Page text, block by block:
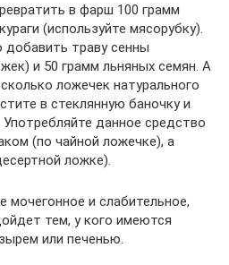
в фарш 100 грамм
(используйте мясорубку).
добавить траву сенны
и 50 грамм льняных семян. А
ложечек натурального
в стеклянную баночку и
Употребляйте данное средство
(по чайной ложечке), а
ложке).
мочегонное и слабительное,
тем, у кого имеются
или печенью.